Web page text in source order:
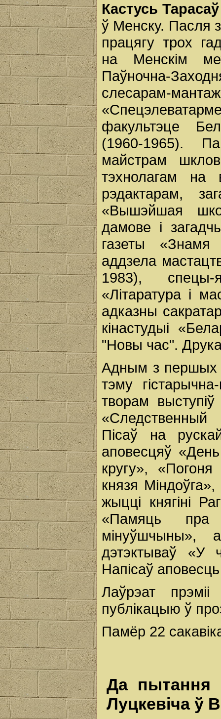
Кастусь
ў Менску. Пасля
працягу трох
на Менскім
Паўночна-
слесарам-
факультэце
(1960-1965).
майстрам
тэхнолагам на
рэдактарам,
«Вышэйшая
дамове і
газеты «Знамя
аддзела
1983), спецы-
«Літаратура і
адказны
кінастудыі
"Новы час".
Адным з першых
тэму
творам
Пісаў на
аповесцяў
кругу»,
князя
жыцці княгіні
«Памяць пра
мінуўшчыны»,
дэтэктываў «У
Напісаў
Лаўрэат
публікацыю ў
Памёр 22
Да пытання
Луцкевіча ў